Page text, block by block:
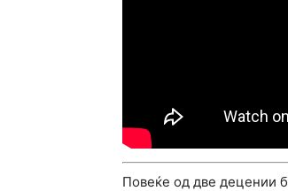
Повеќе од две децении